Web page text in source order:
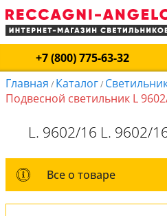
+7 (800) 775-63-32
Главная / Каталог/
Подвесной светильник L
L. 9602/16 L. 9602/
Все о товаре
Все о товаре